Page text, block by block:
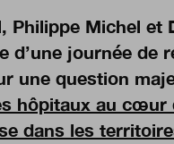
nous ?
Philippe Michel et
d’une journée de
une question
hôpitaux au cœur
dans les